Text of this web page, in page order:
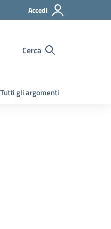
Accedi
Cerca
Tutti gli argomenti